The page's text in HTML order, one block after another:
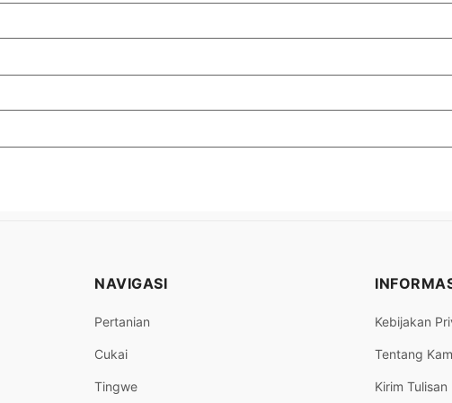
NAVIGASI
Pertanian
Cukai
Tingwe
Kebijakan
Tentang
Kirim Tulisan